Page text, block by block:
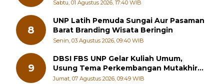
Sabtu, 01 Agustus 2026, 17:40 WIB
8
UNP Latih Pemuda Sungai Aur Pasaman
Barat Branding Wisata Beringin
Senin, 03 Agustus 2026, 09:40 WIB
9
DBSI FBS UNP Gelar Kuliah Umum,
Usung Tema Perkembangan Mutakhir
Sastra Dunia
Jumat, 07 Agustus 2026, 09:49 WIB